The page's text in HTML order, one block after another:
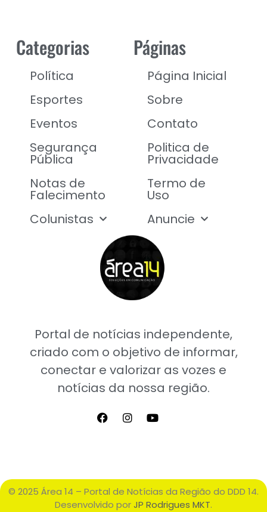
Portal de notícias independente,
criado com o objetivo de informar,
conectar e valorizar as vozes e
notícias da nossa região.
Categorias
Política
Esportes
Eventos
Segurança
Pública
Notas de
Falecimento
Colunistas
Páginas
Página Inicial
Sobre
Contato
Politica de
Privacidade
Termo de
Uso
Anuncie
© 2025 Área 14 – Portal de Notícias da Região do DDD 14.
Desenvolvido porJP Rodrigues MKT.